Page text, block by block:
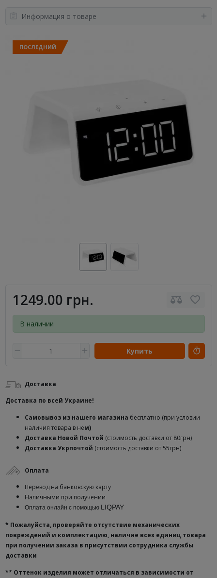
Информация о товаре
ПОСЛЕДНИЙ
1249.00 грн.
В наличии
Купить
Доставка
Доставка по всей Украине!
Самовывоз из нашего магазина бесплатно (при условии
наличия товара в нем)
Доставка Новой Почтой (стоимость доставки от 80грн)
Доставка Укрпочтой (стоимость доставки от 55грн)
Оплата
Перевод на банковскую карту
Наличными при получении
Оплата онлайн с помощью LIQPAY
* Пожалуйста, проверяйте отсутствие механических
повреждений и комплектацию, наличие всех единиц товара
при получении заказа в присутствии сотрудника службы
доставки
** Оттенок изделия может отличаться в зависимости от